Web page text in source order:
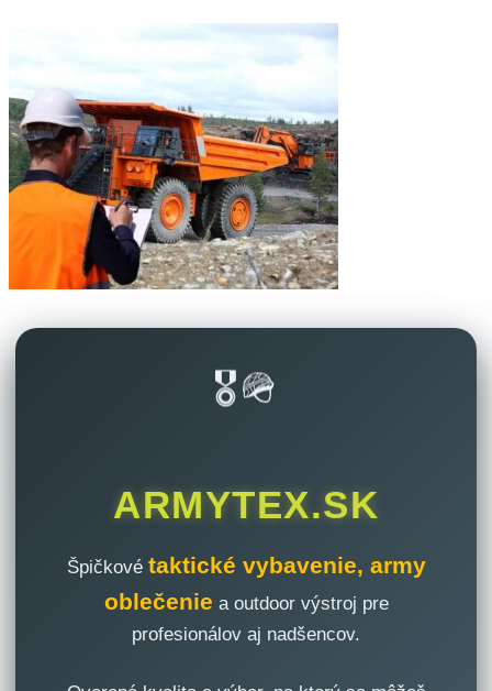
🎖️🪖
ARMYTEX.SK
Špičkové taktické vybavenie, army
oblečenie a outdoor výstroj pre
profesionálov aj nadšencov.